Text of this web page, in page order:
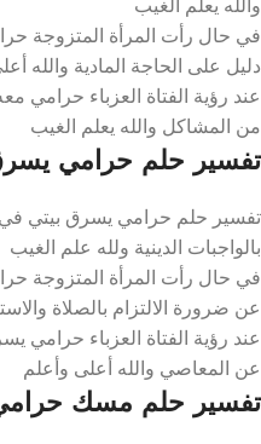
في حال رأت المرأة المتزوجة
دليل على الحاجة المادية والله
عند رؤية الفتاة العزباء
من المشاكل والله يعلم الغيب
تفسير حلم حرامي
تفسير حلم حرامي يسرق بيتي في
بالواجبات الدينية ولله علم الغيب
في حال رأت المرأة المتزوجة
عن ضرورة الالتزام بالصلاة
عند رؤية الفتاة العزباء حرامي
عن المعاصي والله أعلى وأعلم
تفسير حلم مسك